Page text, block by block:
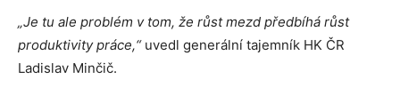
„Je tu ale problém v tom, že růst mezd předbíhá růst
produktivity práce,“uvedl generální tajemník HK ČR
Ladislav Minčič.